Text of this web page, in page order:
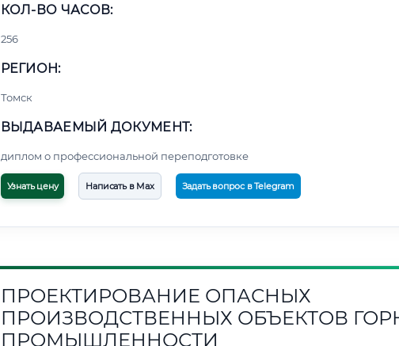
КОЛ-ВО ЧАСОВ:
256
РЕГИОН:
Томск
ВЫДАВАЕМЫЙ ДОКУМЕНТ:
диплом о профессиональной переподготовке
Узнать цену Написать в Max Задать вопрос в Telegram
ПРОЕКТИРОВАНИЕ ОПАСНЫХ
ПРОИЗВОДСТВЕННЫХ ОБЪЕКТОВ
ПРОМЫШЛЕННОСТИ